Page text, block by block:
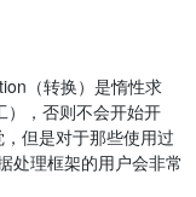
（转换）是惰性求
），否则不会开始开
但是对于那些使用过
处理框架的用户会非常